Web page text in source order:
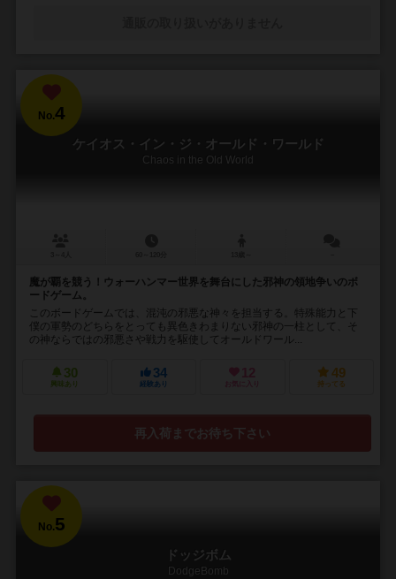
No.4
ケイオス・イン・ジ・オールド・ワールド
Chaos in the Old World
魔が覇を競う！ウォーハンマー世界を舞台にした邪神の領地争いのボ
ードゲーム。
このボードゲームでは、混沌の邪悪な神々を担当する。特殊能力と下
僕の軍勢のどちらをとっても異色きわまりない邪神の一柱として、そ
の神ならではの邪悪さや戦力を駆使してオールドワール...
30
興味あり
34
経験あり
12
お気に入り
49
持ってる
再入荷までお待ち下さい
No.5
ドッジボム
DodgeBomb